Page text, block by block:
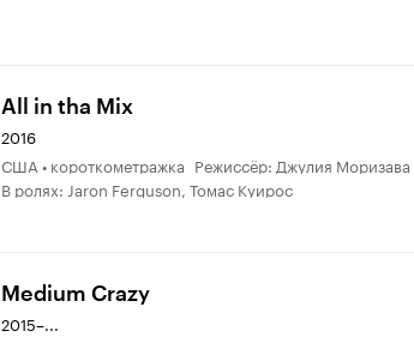
All in tha Mix
2016
США • короткометражка Режиссёр: Джулия Моризава
В ролях: Jaron Ferguson, Томас Куирос
Medium Crazy
2015–...